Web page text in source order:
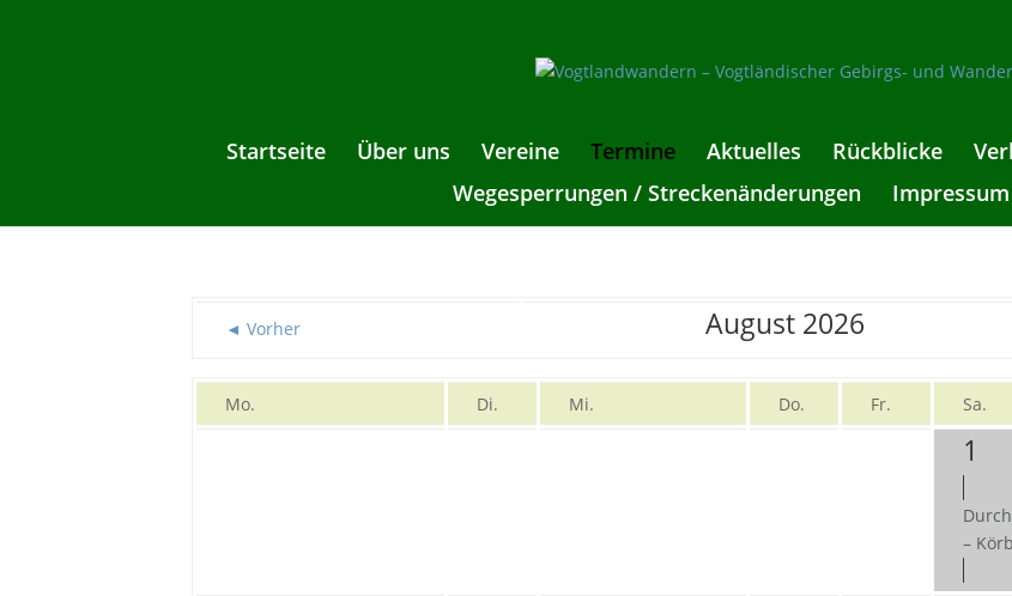
Startseite Über uns Vereine Termine Aktuelles Rückblicke
Wegesperrungen / Streckenänderungen
◄ Vorher August 2026
Mo. Di. Mi. Do. Fr. Sa.
1
–